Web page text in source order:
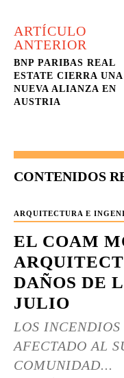
ARTÍCULO
ANTERIOR
BNP PARIBAS REAL
ESTATE CIERRA UNA
NUEVA ALIANZA EN
AUSTRIA
CONTENIDOS
ARQUITECTURA E
EL COAM
DAÑOS DE
JULIO
LOS
AFECTADO AL
COMUNIDAD...